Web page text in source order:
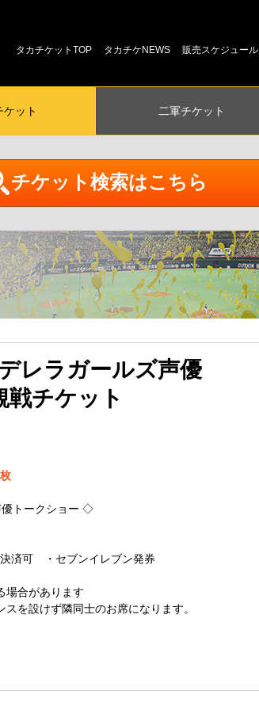
タカチケットTOP タカチケNEWS 販売スケジュール
ケット 二軍チケット
チケット検索はこちら
レラガールズ声優
戦チケット
トークショー ◇
決済可 ・セブンイレブン発券
場合があります
を設けず隣同士のお席になります。